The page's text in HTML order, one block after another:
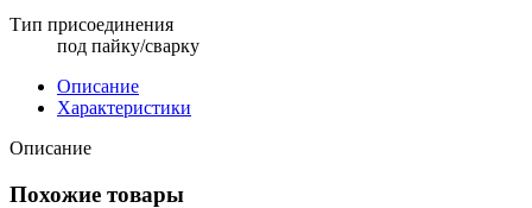
Тип присоединения
под пайку/сварку
Описание
Характеристики
Описание
Похожие товары